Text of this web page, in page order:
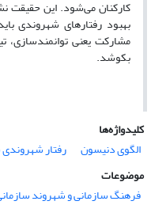
کارکنان می‌شود. این حقیقت
بهبود رفتارهای شهروندی
مشارکت یعنی توانمندسازی،
بکوشد.
کلیدواژه‌ها
الگوی دنیسون
رفتار
موضوعات
فرهنگ سازمانی و شهروند